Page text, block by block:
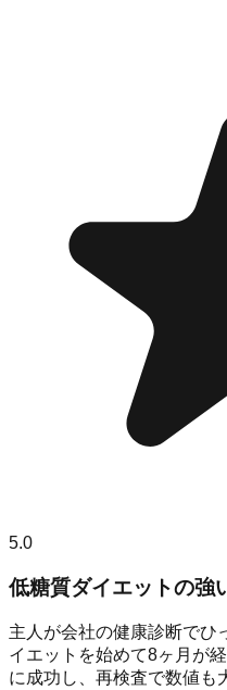
5.0
低糖質ダイエットの強
主人が会社の健康診断でひ
イエットを始めて8ヶ月が
に成功し、再検査で数値も